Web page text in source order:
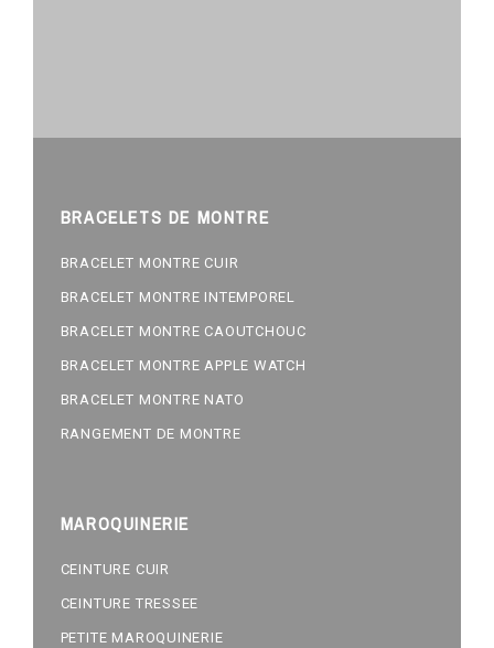
BRACELETS DE MONTRE
BRACELET MONTRE CUIR
BRACELET MONTRE INTEMPOREL
BRACELET MONTRE CAOUTCHOUC
BRACELET MONTRE APPLE WATCH
BRACELET MONTRE NATO
RANGEMENT DE MONTRE
MAROQUINERIE
CEINTURE CUIR
CEINTURE TRESSEE
PETITE MAROQUINERIE